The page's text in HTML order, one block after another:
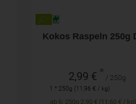
Kokos Raspeln 250g
2,99 € * / 250g
1 * 250g (11,96 € / kg)
ab 6: 250g 2,90 € (11,60 € /